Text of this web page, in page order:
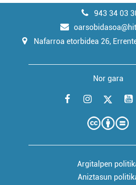
943 34 03
Nafarroa etorbidea 26,
Nor gara
Argitalpen
Aniztasun